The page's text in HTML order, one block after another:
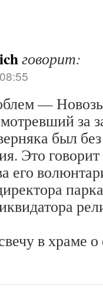
говорит:
—
за
был
Это
его
в храме о